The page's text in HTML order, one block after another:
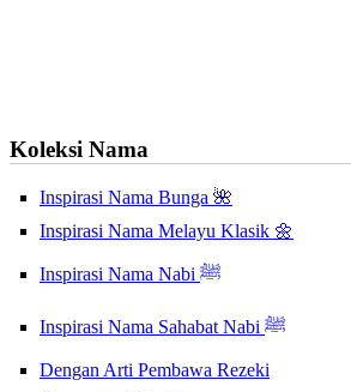
Koleksi Nama
Inspirasi Nama Bunga 🌺
Inspirasi Nama Melayu Klasik 🌼
Inspirasi Nama Nabi ﷺ
Inspirasi Nama Sahabat Nabi ﷺ
Dengan Arti Pembawa Rezeki